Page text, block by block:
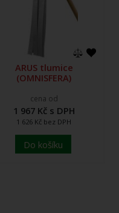
ARUS tlumice
(OMNISFERA)
cena od
1 967 Kč s DPH
1 626 Kč bez DPH
Do košíku